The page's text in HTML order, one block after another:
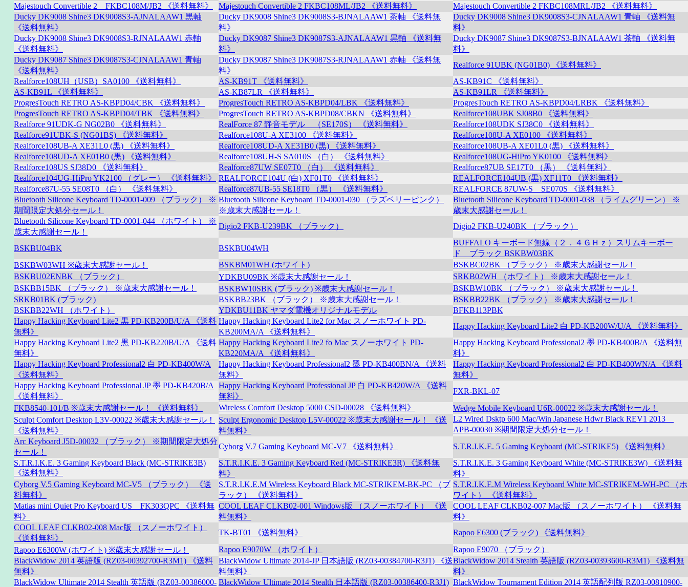
Majestouch Convertible 2 FKBC108M/JB2 《送料無料》
Majestouch Convertible 2 FKBC108ML/JB2 《送料無料》
Majestouch Convertible 2 FKBC108MRL/JB2 《送料無料》
Ducky DK9008 Shine3 DK9008S3-AJNALAAW1 黒軸
《送料無料》
Ducky DK9008 Shine3 DK9008S3-BJNALAAW1 茶軸 《送料無
料》
Ducky DK9008 Shine3 DK9008S3-CJNALAAW1 青軸 《送料無
料》
Ducky DK9008 Shine3 DK9008S3-RJNALAAW1 赤軸
《送料無料》
Ducky DK9087 Shine3 DK9087S3-AJNALAAW1 黒軸 《送料無
料》
Ducky DK9087 Shine3 DK9087S3-BJNALAAW1 茶軸 《送料無
料》
Ducky DK9087 Shine3 DK9087S3-CJNALAAW1 青軸
《送料無料》
Ducky DK9087 Shine3 DK9087S3-RJNALAAW1 赤軸 《送料無
料》
Realforce 91UBK (NG01B0) 《送料無料》
Realforce108UH（USB）SA0100 《送料無料》
AS-KB91T 《送料無料》
AS-KB91C 《送料無料》
AS-KB91L 《送料無料》
AS-KB87LR 《送料無料》
AS-KB91LR 《送料無料》
ProgresTouch RETRO AS-KBPD04/CBK 《送料無料》
ProgresTouch RETRO AS-KBPD04/LBK 《送料無料》
ProgresTouch RETRO AS-KBPD04/LRBK 《送料無料》
ProgresTouch RETRO AS-KBPD04/TBK 《送料無料》
ProgresTouch RETRO AS-KBPD08/CBKN 《送料無料》
Realforce108UBK SJ08B0 《送料無料》
Realforce 91UDK-G NG02B0 《送料無料》
RealForce 87 静音モデル （SE170S） 《送料無料》
Realforce108UDK SJ38C0 《送料無料》
Realforce91UBK-S (NG01BS) 《送料無料》
Realforce108U-A XE3100 《送料無料》
Realforce108U-A XE0100 《送料無料》
Realforce108UB-A XE31L0 (黒) 《送料無料》
Realforce108UD-A XE31B0 (黒) 《送料無料》
Realforce108UB-A XE01L0 (黒) 《送料無料》
Realforce108UD-A XE01B0 (黒) 《送料無料》
Realforce108UH-S SA010S （白） 《送料無料》
Realforce108UG-HiPro YK0100 《送料無料》
Realforce108US SJ38D0 《送料無料》
Realforce87UW SE07T0 （白） 《送料無料》
Realforce87UB SE17T0 （黒） 《送料無料》
Realforce104UG-HiPro YK2100 （グレー） 《送料無料》
REALFORCE104U (白) XF01T0 《送料無料》
REALFORCE104UB (黒) XF11T0 《送料無料》
Realforce87U-55 SE08T0 （白） 《送料無料》
Realforce87UB-55 SE18T0 （黒） 《送料無料》
REALFORCE 87UW-S SE070S 《送料無料》
Bluetooth Silicone Keyboard TD-0001-009 （ブラック） ※
期間限定大処分セール！
Bluetooth Silicone Keyboard TD-0001-030 （ラズベリーピンク）
※歳末大感謝セール！
Bluetooth Silicone Keyboard TD-0001-038 （ライムグリーン） ※
歳末大感謝セール！
Bluetooth Silicone Keyboard TD-0001-044 （ホワイト） ※
歳末大感謝セール！
Digio2 FKB-U239BK （ブラック） Digio2 FKB-U240BK （ブラック）
BSKBU04BK BSKBU04WH
BUFFALO キーボード無線（２．４ＧＨｚ）スリムキーボー
ド ブラック BSKBW03BK
BSKBW03WH ※歳末大感謝セール！
BSKBM01WH (ホワイト)
BSKBC02BK （ブラック） ※歳末大感謝セール！
BSKBU02ENBK （ブラック）
YDKBU09BK ※歳末大感謝セール！
SRKB02WH （ホワイト） ※歳末大感謝セール！
BSKBB15BK （ブラック） ※歳末大感謝セール！
BSKBW10SBK (ブラック) ※歳末大感謝セール！
BSKBW10BK （ブラック） ※歳末大感謝セール！
SRKB01BK (ブラック)
BSKBB23BK （ブラック） ※歳末大感謝セール！
BSKBB22BK （ブラック） ※歳末大感謝セール！
BSKBB22WH （ホワイト）
YDKBU11BK ヤマダ電機オリジナルモデル
BFKB113PBK
Happy Hacking Keyboard Lite2 黒 PD-KB200B/U/A 《送料
無料》
Happy Hacking Keyboard Lite2 for Mac スノーホワイト PD-
KB200MA/A 《送料無料》
Happy Hacking Keyboard Lite2 白 PD-KB200W/U/A 《送料無料》
Happy Hacking Keyboard Lite2 黒 PD-KB220B/U/A 《送料
無料》
Happy Hacking Keyboard Lite2 fo Mac スノーホワイト PD-
KB220MA/A 《送料無料》
Happy Hacking Keyboard Professional2 墨 PD-KB400B/A 《送料無
料》
Happy Hacking Keyboard Professional2 白 PD-KB400W/A
《送料無料》
Happy Hacking Keyboard Professional2 墨 PD-KB400BN/A 《送料
無料》
Happy Hacking Keyboard Professional2 白 PD-KB400WN/A 《送料
無料》
Happy Hacking Keyboard Professional JP 墨 PD-KB420B/A
《送料無料》
Happy Hacking Keyboard Professional JP 白 PD-KB420W/A 《送料
無料》
FXR-BKL-07
FKB8540-101/B ※歳末大感謝セール！ 《送料無料》
Wireless Comfort Desktop 5000 CSD-00028 《送料無料》
Wedge Mobile Keyboard U6R-00022 ※歳末大感謝セール！
Sculpt Comfort Desktop L3V-00022 ※歳末大感謝セール！
《送料無料》
Sculpt Ergonomic Desktop L5V-00022 ※歳末大感謝セール！ 《送
料無料》
L2 Wired Dsktp 600 Mac/Win Japanese Hdwr Black REV1 2013
APB-00030 ※期間限定大処分セール！
Arc Keyboard J5D-00032 （ブラック） ※期間限定大処分
セール！
Cyborg V.7 Gaming Keyboard MC-V7 《送料無料》
S.T.R.I.K.E. 5 Gaming Keyboard (MC-STRIKE5) 《送料無料》
S.T.R.I.K.E. 3 Gaming Keyboard Black (MC-STRIKE3B)
《送料無料》
S.T.R.I.K.E. 3 Gaming Keyboard Red (MC-STRIKE3R) 《送料無
料》
S.T.R.I.K.E. 3 Gaming Keyboard White (MC-STRIKE3W) 《送料無
料》
Cyborg V.5 Gaming Keyboard MC-V5 （ブラック） 《送
料無料》
S.T.R.I.K.E.M Wireless Keyboard Black MC-STRIKEM-BK-PC （ブ
ラック） 《送料無料》
S.T.R.I.K.E.M Wireless Keyboard White MC-STRIKEM-WH-PC （ホ
ワイト） 《送料無料》
Matias mini Quiet Pro Keyboard US FK303QPC 《送料無
料》
COOL LEAF CLKB02-001 Windows版 （スノーホワイト） 《送
料無料》
COOL LEAF CLKB02-007 Mac版 （スノーホワイト） 《送料無
料》
COOL LEAF CLKB02-008 Mac版 （スノーホワイト）
《送料無料》
TK-BT01 《送料無料》
Rapoo E6300 (ブラック) 《送料無料》
Rapoo E6300W (ホワイト) ※歳末大感謝セール！
Rapoo E9070W （ホワイト）
Rapoo E9070 （ブラック）
BlackWidow 2014 英語版 (RZ03-00392700-R3M1) 《送料
無料》
BlackWidow Ultimate 2014-JP 日本語版 (RZ03-00384700-R3J1) 《送
料無料》
BlackWidow 2014 Stealth 英語版 (RZ03-00393600-R3M1) 《送料無
料》
BlackWidow Ultimate 2014 Stealth 英語版 (RZ03-00386000- BlackWidow Ultimate 2014 Stealth 日本語版 (RZ03-00386400-R3J1) BlackWidow Tournament Edition 2014 英語配列版 RZ03-00810900-